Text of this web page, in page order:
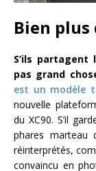
Bien plus
S’ils partagent
pas grand
est un modèle
nouvelle
du XC90. S’il
phares
réinterprétés,
convaincu en